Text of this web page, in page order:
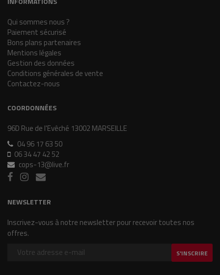
Qui sommes nous ?
Paiement sécurisé
Bons plans partenaires
Mentions légales
Gestion des données
Conditions générales de vente
Contactez-nous
COORDONNÉES
96D Rue de l'Evêché 13002 MARSEILLE
04 96 17 63 50
06 34 47 42 52
cops-13@live.fr
NEWSLETTER
Inscrivez-vous à notre newsletter pour recevoir toutes nos
offres.
S'INSCRIRE